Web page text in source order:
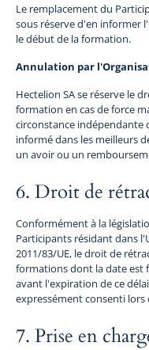
Le remplacement du
sous réserve d'en informer
le début de la formation.
Annulation par
Hectelion SA se réserve le
formation en cas de force
circonstance indépendante
informé dans les meilleurs
un avoir ou un
6. Droit de
Conformément à la
Participants résidant dans
2011/83/UE, le droit de
formations dont la date est
avant l'expiration de ce
expressément consenti
7. Prise en